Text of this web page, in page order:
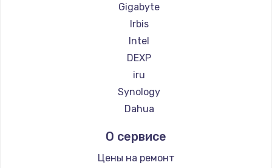
Ремонт подсветки
Заказать
930 руб.
Gigabyte
Irbis
Intel
DEXP
iru
Synology
Dahua
О сервисе
Цены на ремонт